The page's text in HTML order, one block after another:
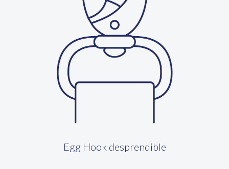
Egg Hook desprendible